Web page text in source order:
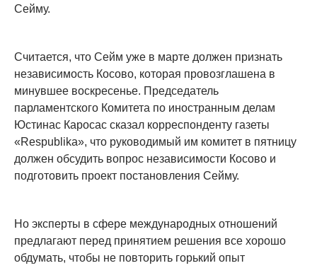
Сейму.
Считается, что Сейм уже в марте должен признать
независимость Косово, которая провозглашена в
минувшее воскресенье. Председатель
парламентского Комитета по иностранным делам
Юстинас Каросас сказал корреспонденту газеты
«Respublika», что руководимый им комитет в пятницу
должен обсудить вопрос независимости Косово и
подготовить проект постановления Сейму.
Но эксперты в сфере международных отношений
предлагают перед принятием решения все хорошо
обдумать, чтобы не повторить горький опыт